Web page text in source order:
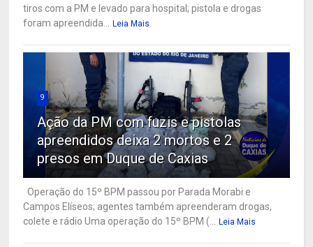
tiros com a PM e levado para hospital; pistola e drogas
foram apreendida...
Leia Mais
9
Ação da PM com fuzis e pistolas
apreendidos deixa 2 mortos e 2
presos em Duque de Caxias
Operação do 15º BPM passou por Parada Morabi e
Campos Elíseos; agentes também apreenderam drogas,
colete e rádio Uma operação do 15º BPM (...
Leia Mais